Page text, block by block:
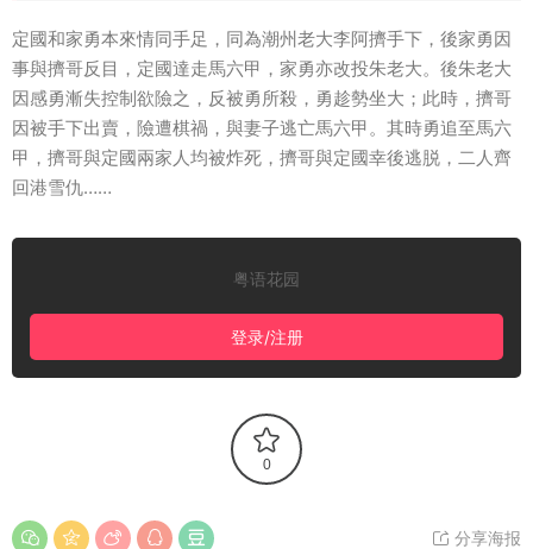
定國和家勇本來情同手足，同為潮州老大李阿擠手下，後家勇因
事與擠哥反目，定國達走馬六甲，家勇亦改投朱老大。後朱老大
因感勇漸失控制欲險之，反被勇所殺，勇趁勢坐大；此時，擠哥
因被手下出賣，險遭棋禍，與妻子逃亡馬六甲。其時勇追至馬六
甲，擠哥與定國兩家人均被炸死，擠哥與定國幸後逃脱，二人齊
回港雪仇……
粤语花园
登录/注册
0
分享海报